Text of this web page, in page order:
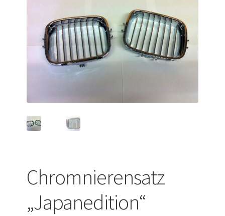
Widerrufsbelehrung
Zahlungsarten
Chromnierensatz
„Japanedition“